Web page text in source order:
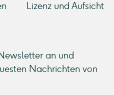
Lizenz und Aufsicht
an und
Nachrichten von